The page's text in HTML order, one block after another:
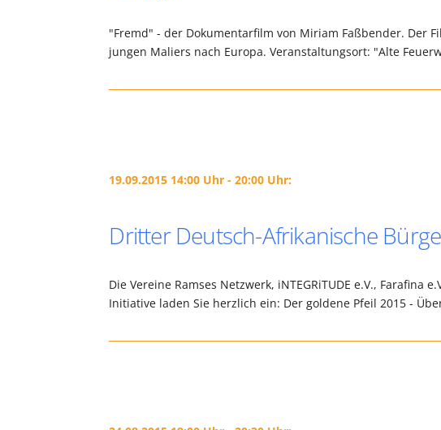
"Fremd" - der Dokumentarfilm von Miriam Faßbender. Der
jungen Maliers nach Europa. Veranstaltungsort: "Alte
19.09.2015 14:00 Uhr - 20:00 Uhr:
Dritter Deutsch-Afrikanische
Die Vereine Ramses Netzwerk, iNTEGRiTUDE e.V., Farafina
Initiative laden Sie herzlich ein: Der goldene Pfeil 2015 -